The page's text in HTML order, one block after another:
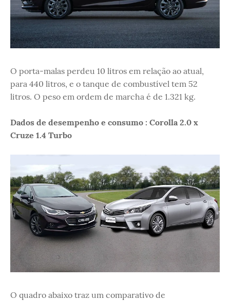
O porta-malas perdeu 10 litros em relação ao atual,
para 440 litros, e o tanque de combustível tem 52
litros. O peso em ordem de marcha é de 1.321 kg.
Dados de desempenho e consumo : Corolla 2.0 x
Cruze 1.4 Turbo
O quadro abaixo traz um comparativo de